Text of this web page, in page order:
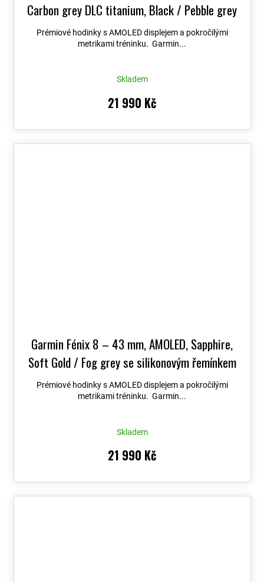
Carbon grey DLC titanium, Black / Pebble grey
se silikonovým řemínkem 010-02903-21+
možnost výměny do 90 dní + Topo Czech PRO
Prémiové hodinky s AMOLED displejem a pokročilými
metrikami tréninku. Garmin...
Skladem
21 990 Kč
Garmin Fénix 8 – 43 mm, AMOLED, Sapphire,
Soft Gold / Fog grey se silikonovým řemínkem
010-02903-11+ možnost výměny do 90 dní +
Topo Czech PRO Voucher
Prémiové hodinky s AMOLED displejem a pokročilými
metrikami tréninku. Garmin...
Skladem
21 990 Kč